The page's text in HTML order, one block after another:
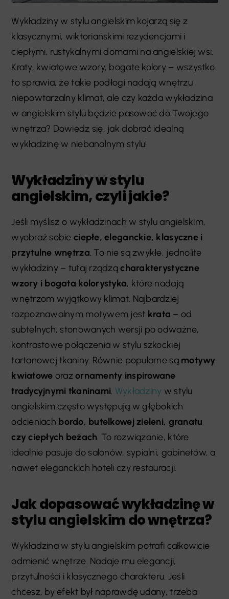
Wykładziny w stylu angielskim kojarzą się z
klasycznymi, wiktoriańskimi rezydencjami i
ciepłymi, rustykalnymi domami na angielskiej wsi.
Kraty, kwiatowe wzory, bogate kolory – wszystko
to sprawia, że takie podłogi nadają wnętrzu
niepowtarzalny klimat, ale czy każda wykładzina
w angielskim stylu będzie pasować do Twojego
wnętrza? Dowiedz się, jak dobrać idealną
wykładzinę w niebanalnym stylu!
Wykładziny w stylu
angielskim, czyli jakie?
Jeśli myślisz o wykładzinach w stylu angielskim,
wyobraź sobieciepłe, eleganckie, klasyczne i
przytulne wnętrza. To nie są zwykłe, jednolite
wykładziny – tutaj rządzącharakterystyczne
wzory i bogata kolorystyka, które nadają
wnętrzom wyjątkowy klimat. Najbardziej
rozpoznawalnym motywem jest krata – od
subtelnych, stonowanych wersji po odważne,
kontrastowe połączenia w stylu szkockiej
tartanowej tkaniny. Równie popularne są motywy
kwiatowe orazornamenty inspirowane
tradycyjnymi tkaninami. Wykładziny w stylu
angielskim często występują w głębokich
odcieniach bordo, butelkowej zieleni, granatu
czy ciepłych beżach. To rozwiązanie, które
idealnie pasuje do salonów, sypialni, gabinetów, a
nawet eleganckich hoteli czy restauracji.
Jak dopasować wykładzinę w
stylu angielskim do wnętrza?
Wykładzina w stylu angielskim potrafi całkowicie
odmienić wnętrze. Nadaje mu elegancji,
przytulności i klasycznego charakteru. Jeśli
chcesz, by efekt był naprawdę udany, trzeba